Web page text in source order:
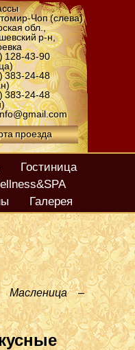
Чоп (слева)
обл.,
р-н,
128-43-90
383-24-48
383-24-48
проезда
Гостиница
Галерея
Масленица –